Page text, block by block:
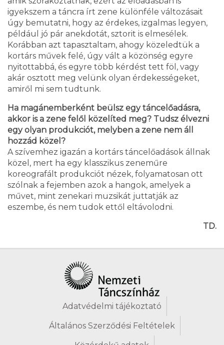
igyekszem a táncra írt zene különféle változásait
úgy bemutatni, hogy az érdekes, izgalmas legyen,
például jó pár anekdotát, sztorit is elmesélek.
Korábban azt tapasztaltam, ahogy közeledtük a
kortárs művek felé, úgy vált a közönség egyre
nyitottabbá, és egyre több kérdést tett föl, vagy
akár osztott meg velünk olyan érdekességeket,
amiről mi sem tudtunk.
Ha magánemberként beülsz egy táncelőadásra,
akkor is a zene felől közelíted meg? Tudsz élvezni
egy olyan produkciót, melyben a zene nem áll
hozzád közel?
A szívemhez igazán a kortárs táncelőadások állnak
közel, mert ha egy klasszikus zeneműre
koreografált produkciót nézek, folyamatosan ott
szólnak a fejemben azok a hangok, amelyek a
művet, mint zenekari muzsikát juttatják az
eszembe, és nem tudok ettől eltávolodni.
TD.
Adatvédelmi tájékoztató
Általános Szerződési Feltételek